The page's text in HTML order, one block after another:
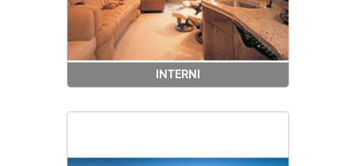
INTERNI